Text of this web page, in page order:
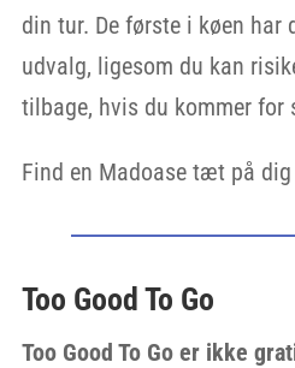
din tur. De første i køen har
udvalg, ligesom du kan
tilbage, hvis du kommer for
Find en Madoase tæt på dig
Too Good To Go
Too Good To Go er ikke